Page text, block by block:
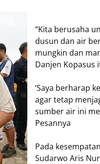
“Kita berusaha
dusun dan air
mungkin dan
Danjen Kopasus
‘Saya berharap
agar tetap
sumber air ini
Pesannya
Pada
Sudarwo Aris